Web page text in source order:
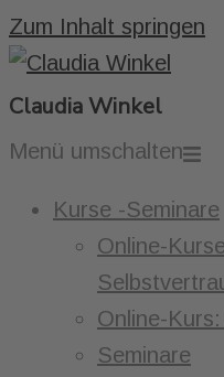
Zum Inhalt springen
Claudia Winkel
Menü umschalten
Kurse -Seminare
Online-
Online-
Seminare